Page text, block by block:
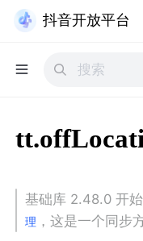
抖音开放平台
基础库 2.48.0 开
理 ，这是一个同步